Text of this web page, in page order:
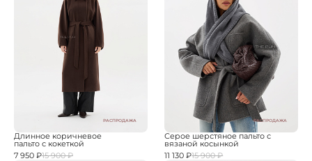
РАСПРОДАЖА
Длинное коричневое
пальто с кокеткой
7 950 ₽15 900 ₽
РАСПРОДАЖА
Серое шерстяное пальто с
вязаной косынкой
11 130 ₽15 900 ₽